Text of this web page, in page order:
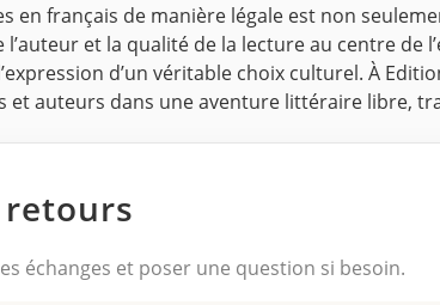
en français de manière légale est non
l’auteur et la qualité de la lecture au centre
d’un véritable choix culturel. À
et auteurs dans une aventure littéraire libre,
échanges et poser une question si besoin.